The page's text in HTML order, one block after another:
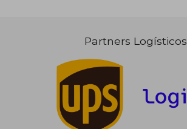
Partners Logísticos